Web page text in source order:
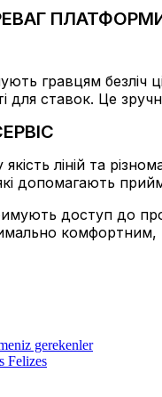
ПЛАТФОРМИ
гравцям безліч
ставок. Це
ліній та
допомагають
доступ до
комфортним,
gerekenler
Felizes